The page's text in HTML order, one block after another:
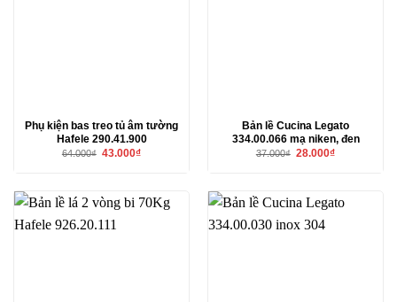
Phụ kiện bas treo tủ âm tường
Hafele 290.41.900
64.000₫ Giá
43.000₫Giá
Bản lề Cucina Legato
334.00.066 mạ niken, đen
37.000₫ Giá
28.000₫Giá